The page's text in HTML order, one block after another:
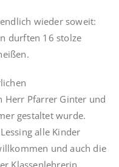
wieder soweit:
durften 16 stolze
Herr Pfarrer Ginter und
gestaltet wurde.
alle Kinder
und auch die